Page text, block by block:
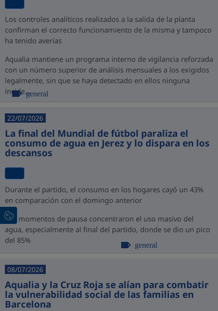
Los controles analíticos realizados a la salida de la planta
confirman el correcto funcionamiento de la misma y tampoco
ha tenido averías
Aqualia mantiene un programa interno de vigilancia reforzada
con un número superior de análisis mensuales a los exigidos
legalmente, sin que se haya detectado en ellos ninguna
incide...general
22/07/2026
La final del Mundial de fútbol paraliza el
consumo de agua en Jerez y lo dispara en los
descansos
Durante el partido, el consumo en los hogares cayó un 43%
en comparación con el domingo anterior
Los momentos de pausa concentraron el uso masivo del
agua, especialmente al final del partido, donde se dio un pico
del 85%
general
08/07/2026
Aqualia y la Cruz Roja se alían para combatir
la vulnerabilidad social de las familias en
Barcelona